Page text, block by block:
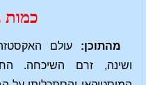
כמות
מהתוכן: עולם
ושינה, זרם השיכחה.